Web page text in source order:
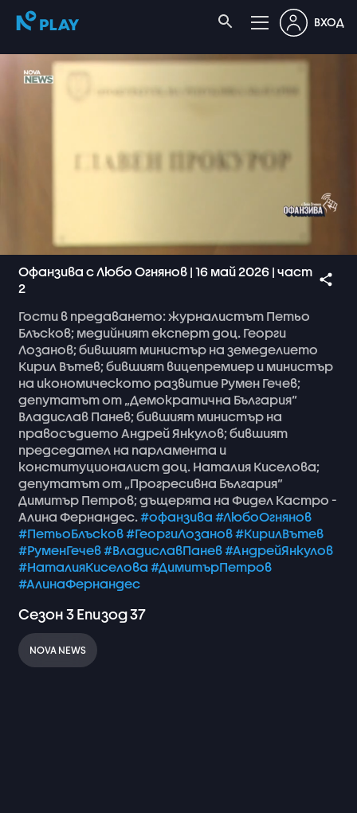
ВХОД
Офанзива с Любо Огнянов | 16 май 2026 | част
2
Гости в предаването:журналистът Петьо
Блъсков; медийниятекспертдоц. Георги
Лозанов;бившият министър на земеделието
Кирил Вътев;бившият вицепремиер и министър
на икономическото развитие Румен Гечев;
депутатътот „Демократична България“
Владислав Панев;бившият министър на
правосъдието Андрей Янкулов;бившият
председател на парламента и
конституционалистдоц. Наталия Киселова;
депутатътот „Прогресивна България”
Димитър Петров;дъщерята на Фидел Кастро -
Алина Фернандес.#офанзива #ЛюбоОгнянов
#ПетьоБлъсков#ГеоргиЛозанов#КирилВътев
#РуменГечев#ВладиславПанев#АндрейЯнкулов
#НаталияКиселова #ДимитърПетров
#АлинаФернандес
Сезон 3Епизод37
NOVA NEWS